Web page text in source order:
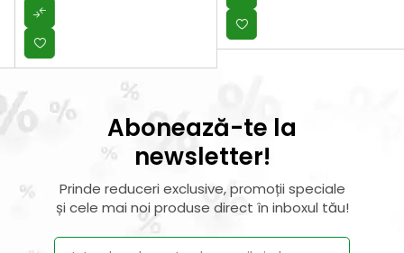
Abonează-te la
newsletter!
Prinde reduceri exclusive, promoții speciale
și cele mai noi produse direct în inboxul tău!